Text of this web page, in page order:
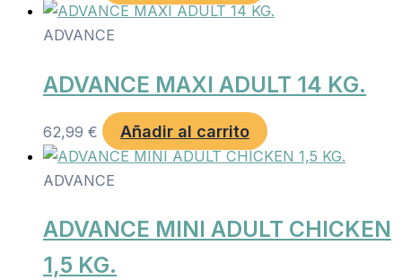
ADVANCE
ADVANCE MAXI ADULT 14 KG.
62,99 € Añadir al carrito
ADVANCE
ADVANCE MINI ADULT CHICKEN
1,5 KG.